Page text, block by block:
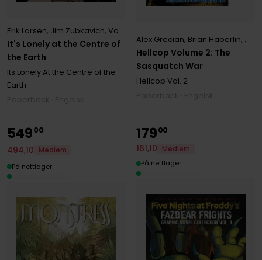
It's Lonely at the Centre of
the Earth
Erik Larsen, Jim Zubkavich, Various
Its Lonely At the Centre of the
Earth
Hellcop Volume 2: The
Sasquatch War
Alex Grecian, Brian Haberlin,
Hellcop Vol. 2
54900
494,10
Medlem
På nettlager
17900
161,10
Medlem
På nettlager